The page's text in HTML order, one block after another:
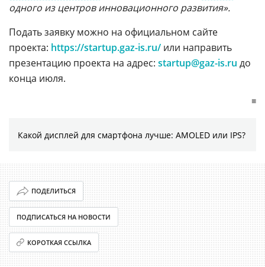
одного из центров инновационного развития».
Подать заявку можно на официальном сайте
проекта: https://startup.gaz-is.ru/ или направить
презентацию проекта на адрес: startup@gaz-is.ru до
конца июля.
■
Какой дисплей для смартфона лучше: AMOLED или IPS?
ПОДЕЛИТЬСЯ
ПОДПИСАТЬСЯ НА НОВОСТИ
КОРОТКАЯ ССЫЛКА